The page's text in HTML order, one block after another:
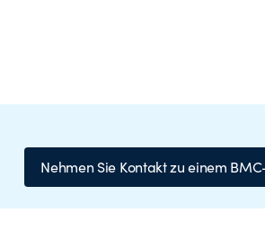
Nehmen Sie Kontakt zu einem